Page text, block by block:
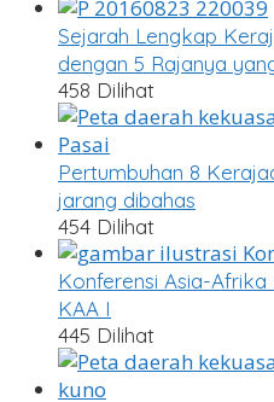
Sejarah Lengkap
dengan 5 Rajanya
458 Dilihat
Pertumbuhan 8
jarang dibahas
454 Dilihat
Konferensi Asia-
KAA I
445 Dilihat